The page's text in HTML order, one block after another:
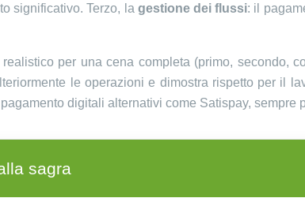
significativo. Terzo, la gestione dei flussi: il
per una cena completa (primo, secondo,
le operazioni e dimostra rispetto per il
digitali alternativi come Satispay, sempre
sagra